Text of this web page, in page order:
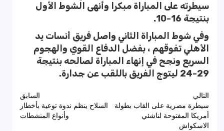
سيطرته على المباراة مبكرا وأنهى الشوط الأول
بنتيجة 16-10.
وفي شوط المباراة الثاني واصل فريق أنسات يد
الأهلي تفوقهم ، بفضل الدفاع القوي والهجوم
السريع ونجح في إنهاء المباراة لصالحه بنتيجة
29-24 ليتوج الفريق باللقب عن جدارة.
تصفّح
المقالات
السابق
السلاح ينظم ندوة توعية بأخطار
وأنواع المنشطات
التالي
سيطرة مصرية على القاب بطولة
أمريكا المفتوحة لناشئي
الاسكواش